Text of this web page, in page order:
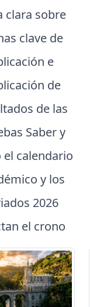
clara sobre
clave de
e
de
de las
Saber y
el calendario
y los
2026
el crono